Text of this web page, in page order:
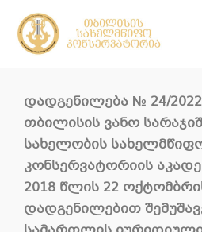
დადგენილება № 24/
თბილისის ვანო
სახელობის
კონსერვატორიის
2018 წლის 22
დადგენილებით